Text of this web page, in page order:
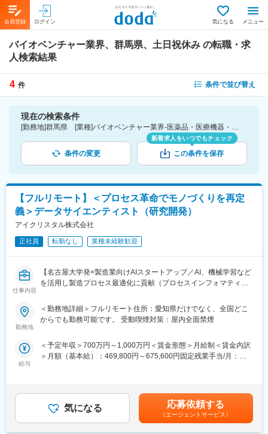
会員登録 ログイン 気になる メニュー
バイオベンチャー業界、群馬県、土日祝休み の転職・求
人検索結果
4 件 条件で並び替え
現在の検索条件
[勤務地]群馬県 [業種]バイオベンチャー業界-医薬品・医療機器・ライフサイエンス・医療系サービス [詳細条件](休日・働き方)土日祝休み
条件の変更
新着求人をいつでもチェック
この条件を保存
【フルリモート】＜プロセス革命でモノづくりを再定
義＞データサイエンティスト（研究開発）
アイクリスタル株式会社
正社員 転勤なし 業種未経験歓迎
仕事内容
【名古屋大学発×製造業向けAIスタートアップ／AI、機械学習など
を活用し製造プロセス最適化に貢献（プロセスインフォマティク
■業務内容
て頂きます。企業や研究所、大学との共同研究プロジェクトも多
く、新規性のあるものについては学会発表や論文投稿、特許の取
づくりを根本から改善し、直接社会の役に立てます。
・製造業ドメイン知識を持つ社員との議論をしながらの機械学
習、統計的手法や数理最適化を用いて課題解決に取り組めます。
勤務地
＜勤務地詳細＞フルリモート住所：愛知県だけでなく、全国どこ
からでも勤務可能です。 受動喫煙対策：屋内全面禁煙
給与
＜予定年収＞700万円～1,000万円＜賃金形態＞月給制＜賃金内訳
＞月額（基本給）：469,800円～675,600円固定残業手当/月：
給与改定：年2回（１月、７月）■賞与：年2回（3月、9月）賃金
はあくまでも目安の金額であり、選考を通じて上下する可能性が
あります。月給(月額)は固定手当を含めた表記です。
気になる 応募依頼する
（エージェントサービス）